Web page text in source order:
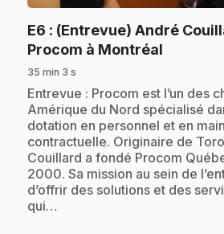
E6 : (Entrevue) André
Procom à Montréal
35 min 3 s
.Entrevue : Procom est l’un des
Amérique du Nord spécialisé
dotation en personnel et en
contractuelle. Originaire de
Couillard a fondé Procom
2000. Sa mission au sein de
d’offrir des solutions et des
qui…